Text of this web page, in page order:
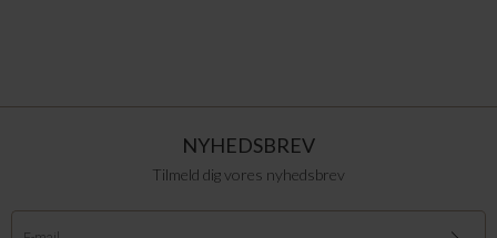
NYHEDSBREV
Tilmeld dig vores nyhedsbrev